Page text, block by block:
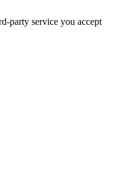
party service you accept